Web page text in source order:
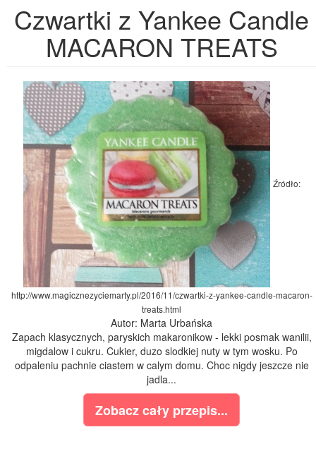
Czwartki z Yankee Candle
MACARON TREATS
Źródło:
http://www.magicznezyciemarty.pl/2016/11/czwartki-z-yankee-candle-macaron-
treats.html
Autor: Marta Urbańska
Zapach klasycznych, paryskich makaronikow - lekki posmak wanilii,
migdalow i cukru. Cukier, duzo slodkiej nuty w tym wosku. Po
odpaleniu pachnie ciastem w calym domu. Choc nigdy jeszcze nie
jadla...
Zobacz cały przepis...